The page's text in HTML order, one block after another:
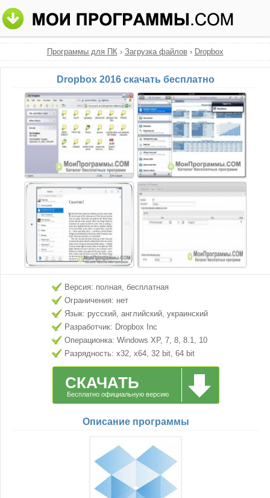
Программы для ПК› Загрузка файлов› Dropbox
Dropbox 2016 скачать бесплатно
Версия: полная, бесплатная
Ограничения: нет
Язык: русский, английский, украинский
Разработчик: Dropbox Inc
Операционка: Windows XP, 7, 8, 8.1, 10
Разрядность: x32, x64, 32 bit, 64 bit
СКАЧАТЬ
Бесплатно официальную версию
Описание программы